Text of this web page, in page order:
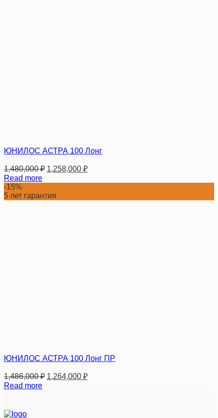
ЮНИЛОС АСТРА 100 Лонг
1,480,000₽ 1,258,000 ₽
Read more
-15%
5 лет гарантия
ЮНИЛОС АСТРА 100 Лонг ПР
1,486,000₽ 1,264,000 ₽
Read more